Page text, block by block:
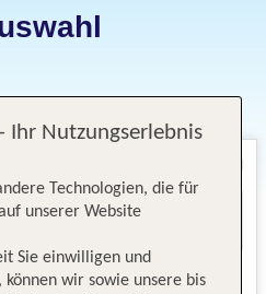
Ihr Nutzungserlebnis
Technologien, die für
unserer Website
Sie einwilligen und
können wir sowie unsere bis